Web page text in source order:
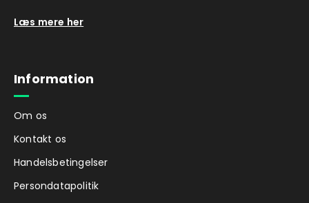
Læs mere her
Information
Om os
Kontakt os
Handelsbetingelser
Persondatapolitik